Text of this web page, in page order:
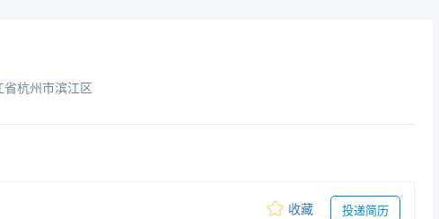
省杭州市滨江区
收藏 投递简历